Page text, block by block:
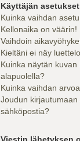
Käyttäjän asetukset
Kuinka vaihdan
Kellonaika on väärin!
Vaihdoin
Kieltäni ei näy
Kuinka näytän
alapuolella?
Kuinka vaihdan
Joudun
sähköpostia?